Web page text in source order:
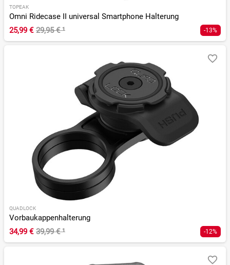
TOPEAK
Omni Ridecase II universal Smartphone Halterung
25,99 € 29,95 €¹ -13%
QUADLOCK
Vorbaukappenhalterung
34,99 € 39,99 €¹ -12%